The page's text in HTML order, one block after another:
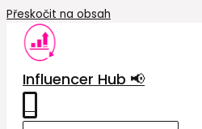
Přeskočit na obsah
Influencer Hub 📢